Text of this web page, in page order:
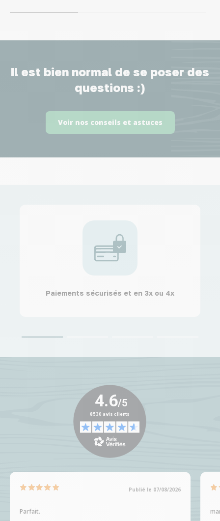
Il est bien normal de se poser des
questions :)
Voir nos conseils et astuces
Paiements sécurisés et en 3x ou 4x
Publié le 07/08/2026
Parfait.